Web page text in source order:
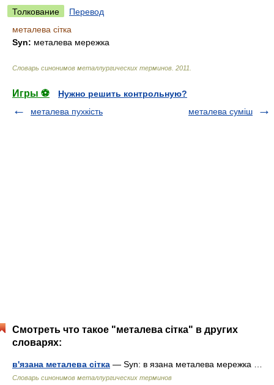
Толкование
Перевод
металева сітка
Syn: металева мережка
Словарь синонимов металлургических терминов 2011
Игры ⚽
Нужно решить контрольную?
металева пухкість
металева суміш
Смотреть что такое "металева сітка" в других
словарях:
в'язана металева сітка — Syn: в язана металева мережка …
Словарь синонимов металлургических терминов